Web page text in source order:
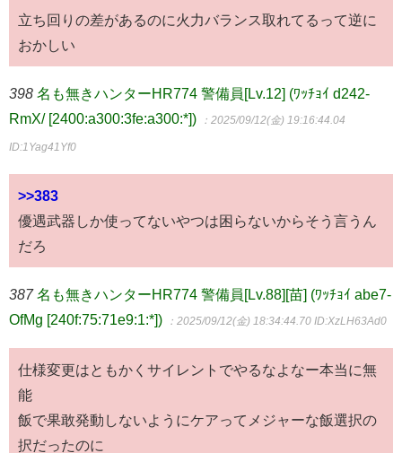
立ち回りの差があるのに火力バランス取れてるって逆に
おかしい
398 名も無きハンターHR774 警備員[Lv.12] (ﾜｯﾁｮｲ d242-
RmX/ [2400:a300:3fe:a300:*])
：2025/09/12(金) 19:16:44.04
ID:1Yag41Yf0
>>383
優遇武器しか使ってないやつは困らないからそう言うん
だろ
387 名も無きハンターHR774 警備員[Lv.88][苗] (ﾜｯﾁｮｲ abe7-
OfMg [240f:75:71e9:1:*])
：2025/09/12(金) 18:34:44.70 ID:XzLH63Ad0
仕様変更はともかくサイレントでやるなよなー本当に無
能
飯で果敢発動しないようにケアってメジャーな飯選択の
択だったのに